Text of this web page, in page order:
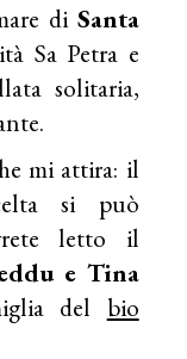
di Santa
Sa Petra e
solitaria,
mi attira: il
si può
letto il
e Tina
del bio